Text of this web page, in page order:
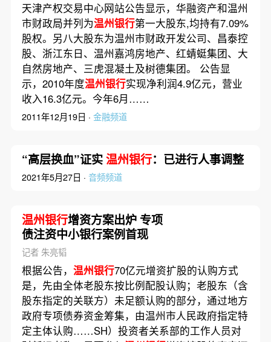
天津产权交易中心网站公告显示，华融资产和温州
市财政局并列为温州银行第一大股东,均持有7.09%
股权。另八大股东为温州市财政开发公司、昌泰控
股、浙江东日、温州嘉鸿房地产、红蜻蜓集团、大
自然房地产、三虎混凝土及树德集团。 公告显
示，2010年度温州银行实现净利润4.9亿元，营业
收入16.3亿元。今年6月……
2011年12月19日 · 金融频道
“高层换血”证实温州银行：已进行人事调整
2021年5月27日 · 音频频道
温州银行增资方案出炉 专项
债注资中小银行案例首现
记者 朱亮韬
根据公告， 温州银行70亿元增资扩股的认购方式
是，先由全体老股东按比例配股认购；老股东（含
股东指定的关联方）未足额认购的部分，通过地方
政府专项债券资金筹集，由温州市人民政府指定特
定主体认购……SH）投资者关系部的工作人员对